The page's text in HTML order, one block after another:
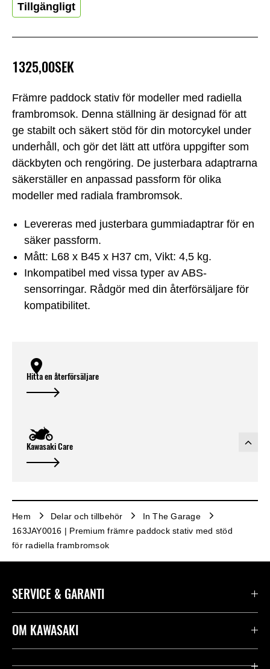
Främre paddock stativ för modeller med radiella
frambromsok. Denna ställning är designad för att
ge stabilt och säkert stöd för din motorcykel under
underhåll, och gör det lätt att utföra uppgifter som
däckbyten och rengöring. De justerbara adaptrarna
säkerställer en anpassad passform för olika
modeller med radiala frambromsok.
Levereras med justerbara gummiadaptrar för en
säker passform.
Mått: L68 x B45 x H37 cm, Vikt: 4,5 kg.
Inkompatibel med vissa typer av ABS-
sensorringar. Rådgör med din återförsäljare för
kompatibilitet.
1325,00SEK
Tillgängligt
Hitta en återförsäljare
Kawasaki Care
Hem Delar och tillbehör
In The Garage
163JAY0016 | Premium främre paddock stativ med stöd
för radiella frambromsok
SERVICE & GARANTI
Kontakta oss
OM KAWASAKI
Företag